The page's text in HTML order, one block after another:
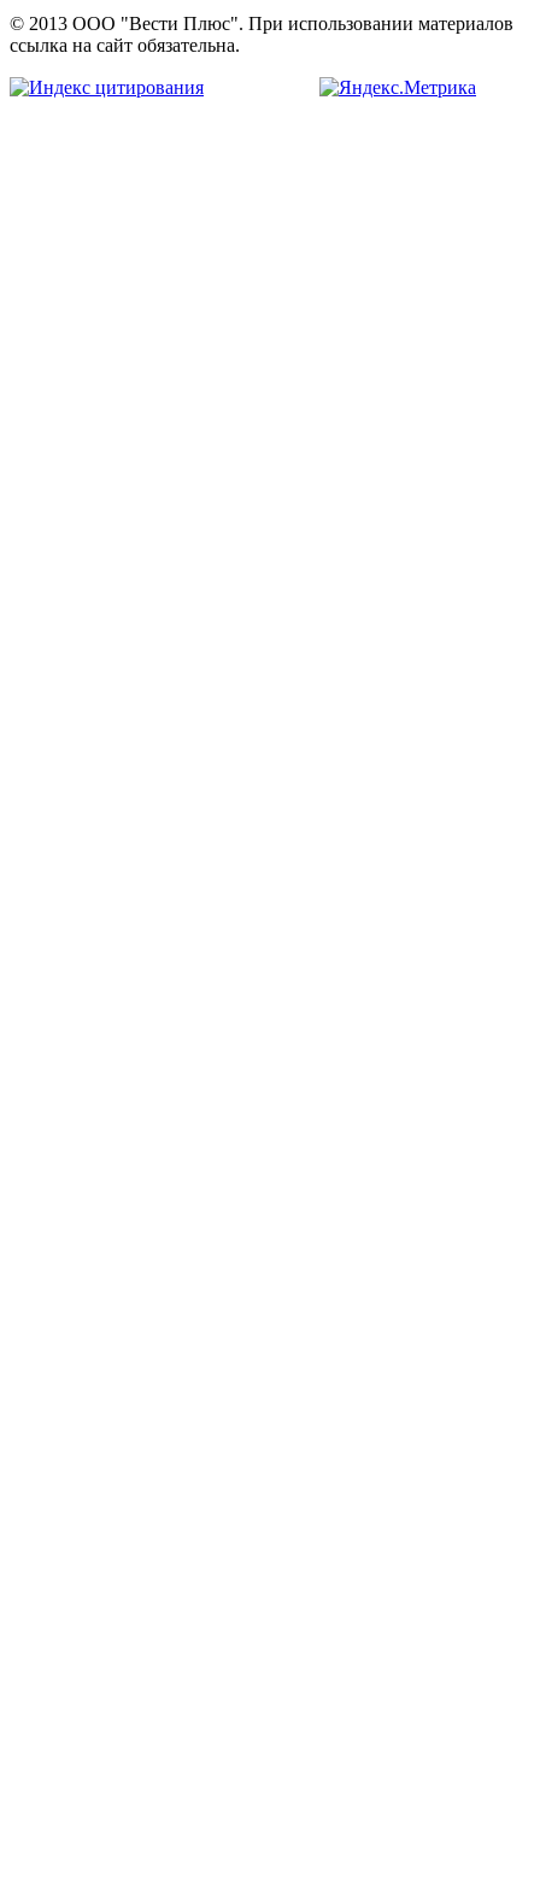
© 2013 ООО "Вести Плюс". При использовании материалов
ссылка на сайт обязательна.